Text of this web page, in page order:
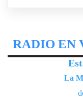
RADIO EN
La